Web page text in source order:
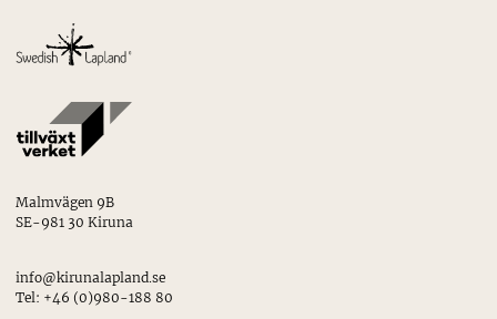
Malmvägen 9B
SE-981 30 Kiruna
info@kirunalapland.se
Tel: +46 (0)980-188 80